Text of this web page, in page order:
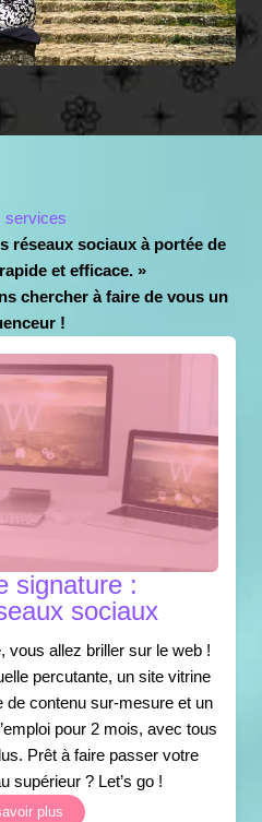
services
réseaux sociaux à portée de
et efficace. »
chercher à faire de vous un
!
signature :
sociaux
vous allez briller sur le web !
percutante, un site vitrine
de contenu sur-mesure et un
pour 2 mois, avec tous
Prêt à faire passer votre
supérieur ? Let’s go !
plus